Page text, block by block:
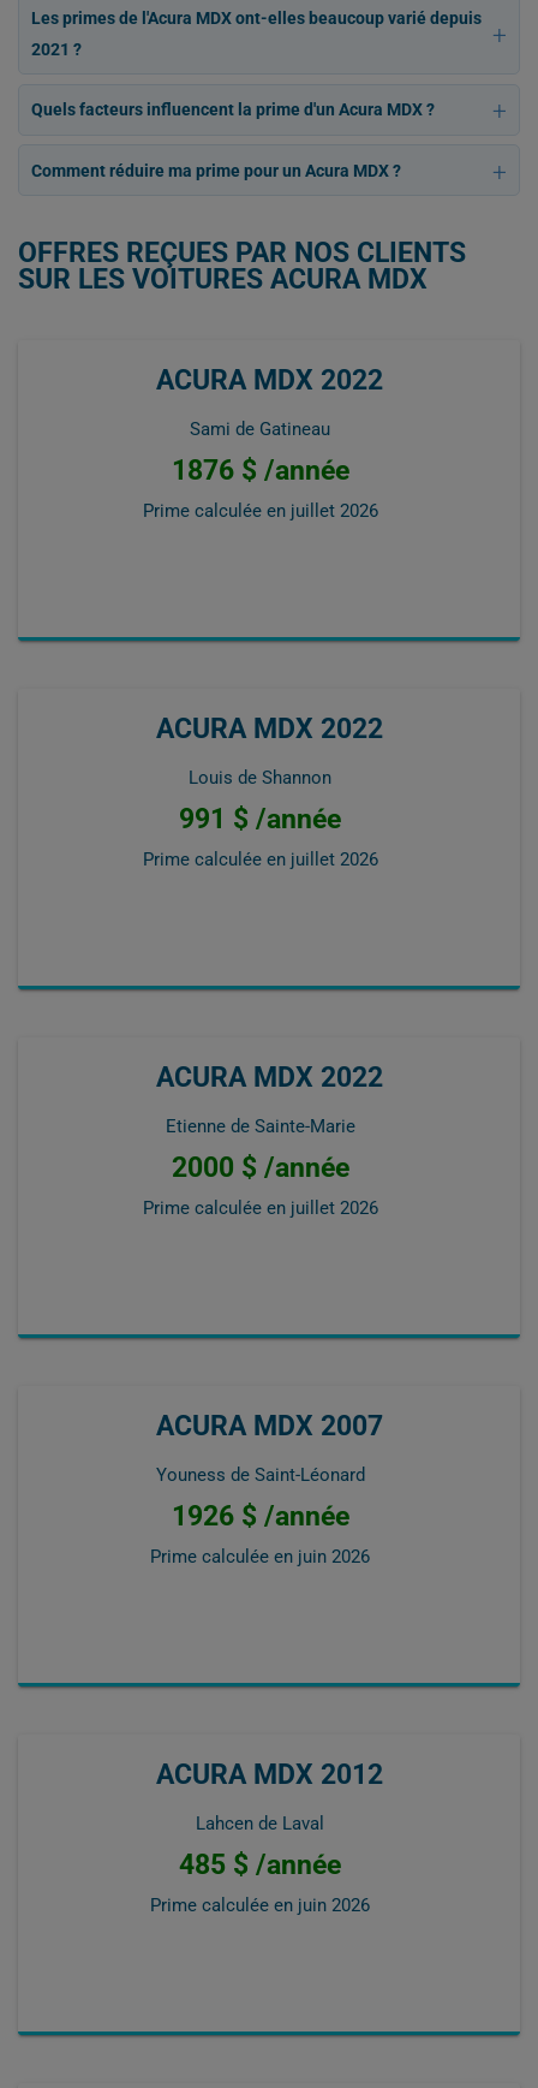
Les primes de l'Acura MDX ont-elles beaucoup varié depuis
2021 ?
Quels facteurs influencent la prime d'un Acura MDX ?
Comment réduire ma prime pour un Acura MDX ?
OFFRES REÇUES PAR NOS CLIENTS
SUR LES VOITURES ACURA MDX
ACURA MDX 2022
Sami de Gatineau
1876 $ /année
Prime calculée en juillet 2026
ACURA MDX 2022
Louis de Shannon
991 $ /année
Prime calculée en juillet 2026
ACURA MDX 2022
Etienne de Sainte-Marie
2000 $ /année
Prime calculée en juillet 2026
ACURA MDX 2007
Youness de Saint-Léonard
1926 $ /année
Prime calculée en juin 2026
ACURA MDX 2012
Lahcen de Laval
485 $ /année
Prime calculée en juin 2026